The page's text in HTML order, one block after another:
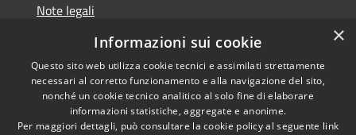
Note legali
Dichiarazione di accessibilità
Copyright © 2026 • Città di
×
Informazioni sui cookie
Questo sito web utilizza cookie tecnici e assimilati strettamente
necessari al corretto funzionamento e alla navigazione del sito,
nonché un cookie tecnico analitico al solo fine di elaborare
informazioni statistiche, aggregate e anonime.
Per maggiori dettagli, può consultare la cookie policy al seguente link